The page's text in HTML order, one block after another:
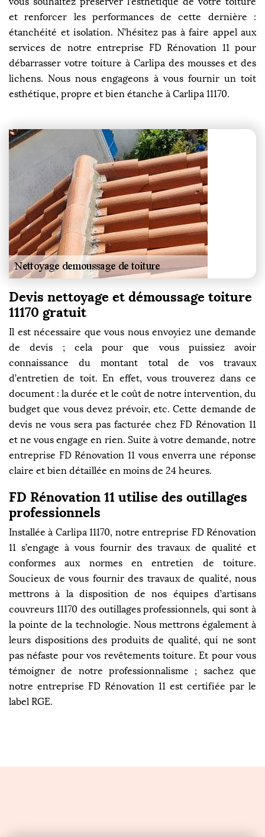
et renforcer les performances de cette dernière :
étanchéité et isolation. N’hésitez pas à faire appel aux
services de notre entreprise FD Rénovation 11 pour
débarrasser votre toiture à Carlipa des mousses et des
lichens. Nous nous engageons à vous fournir un toit
esthétique, propre et bien étanche à Carlipa 11170.
Devis nettoyage et démoussage toiture
11170 gratuit
Il est nécessaire que vous nous envoyiez une demande
de devis ; cela pour que vous puissiez avoir
connaissance du montant total de vos travaux
d’entretien de toit. En effet, vous trouverez dans ce
document : la durée et le coût de notre intervention, du
budget que vous devez prévoir, etc. Cette demande de
devis ne vous sera pas facturée chez FD Rénovation 11
et ne vous engage en rien. Suite à votre demande, notre
entreprise FD Rénovation 11 vous enverra une réponse
claire et bien détaillée en moins de 24 heures.
FD Rénovation 11 utilise des outillages
professionnels
Installée à Carlipa 11170, notre entreprise FD Rénovation
11 s’engage à vous fournir des travaux de qualité et
conformes aux normes en entretien de toiture.
Soucieux de vous fournir des travaux de qualité, nous
mettrons à la disposition de nos équipes d’artisans
couvreurs 11170 des outillages professionnels, qui sont à
la pointe de la technologie. Nous mettrons également à
leurs dispositions des produits de qualité, qui ne sont
pas néfaste pour vos revêtements toiture. Et pour vous
témoigner de notre professionnalisme ; sachez que
notre entreprise FD Rénovation 11 est certifiée par le
label RGE.